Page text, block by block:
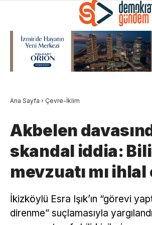
Ana Sayfa › Çevre-İklim
Akbelen
skandal iddia:
mevzuatı mı
İkizköylü Esra Işık’ın “görevi
direnme” suçlamasıyla